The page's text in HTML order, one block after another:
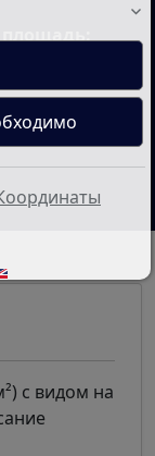
с видом на